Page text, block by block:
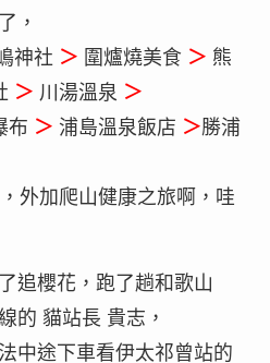
，
神社 ＞ 圍爐燒美食 ＞ 熊
＞ 川湯溫泉 ＞
布 ＞ 浦島溫泉飯店 ＞勝浦
外加爬山健康之旅啊，哇
追櫻花，跑了趟和歌山
的 貓站長 貴志，
中途下車看伊太祁曾站的